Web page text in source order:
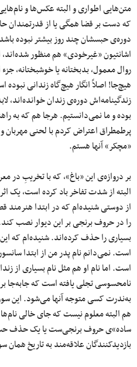
متن‌هایی اطواری و البته عکس‌ها و
که دست بر قضا همگی یا از قدرتمندان
دوره‌ی حبسشان چند روز بیشتر نبوده
اشانتیون «غیرخودی» هم منظور
روال معمول، بدبختانه یا خوشبختانه،
هیچ‌جا! اصلاً انگار هیچ‌گاه زندانی
زندگینامه‌اش دوره‌ی زندان خوانده‌اند،
بوده و ما نمی‌دانستیم. هرجا هم که به
پرطمطراق اعتراض کردم با لحنی
«مچکر» آنها هستم.
بر دروازه‌ی این «باغ»، که با تخریبِ در
البته از شدت تفاخر باد کرده است، یک
از دوستی شنیده‌ام که در ابتدا هنرمند
را در حروف برنجی بر این دیوار نصب
بسیاری را حذف کرده‌اند. شنیده‌ام که
است. نمی‌دانم نام پدر من از ابتدا
است. اما نام او هم مثل نام بسیاری از
نامحسوسی تجلی یافته‌ است که جابه‌جا
به‌ندرت کسی متوجه آنها می‌شود. این
هم البته معلوم نیست که جای خالی
ساده»ی حروف برنجی‌ست یا یک حذف
بازدیدکنندگان علاقه‌مند به تاریخ